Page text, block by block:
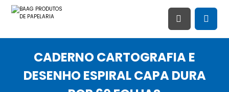
CADERNO CARTOGRAFIA E
DESENHO ESPIRAL CAPA DURA